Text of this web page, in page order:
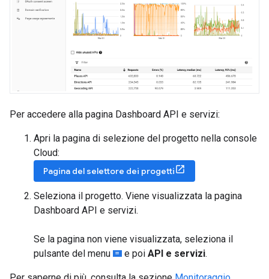
Per accedere alla pagina Dashboard API e servizi:
Apri la pagina di selezione del progetto nella console
Cloud:
Pagina del selettore dei progetti
Seleziona il progetto. Viene visualizzata la pagina
Dashboard API e servizi.
Se la pagina non viene visualizzata, seleziona il
pulsante del menu
e poiAPI e servizi.